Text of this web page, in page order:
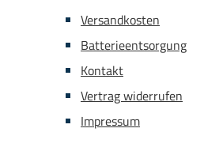
Versandkosten
Batterieentsorgung
Kontakt
Vertrag widerrufen
Impressum